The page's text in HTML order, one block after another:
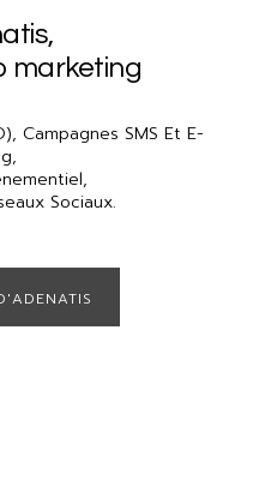
,
marketing
Campagnes SMS Et E-
Sociaux.